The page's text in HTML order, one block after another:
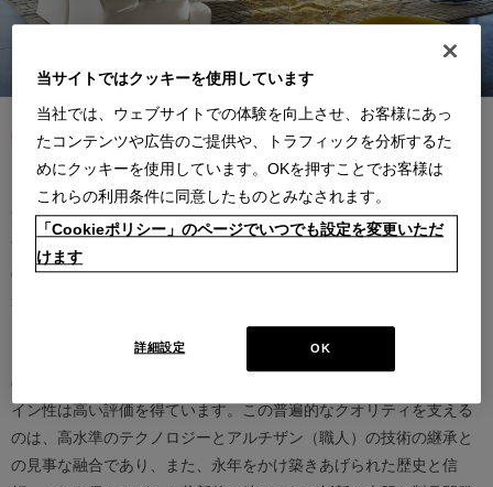
カッシーナは創業以来、インテリアの未来をデザインし続けてきた
家具業界では数少ないリーディングブランドとして知られていま
す。17世紀、イタリアで誕生したカッシーナは、教会の木製チェア
の製造に始まり、その後豪華客船の内装などを手掛け、技術力を確
ト・カッシーナによってカッシーナ社が設立されると、5０年代には
モダンファーニチャーの分野へと転身、その後多くの製品が世界中
の最も重要な美術館にコレクションされるなど、その完成度とデザ
イン性は高い評価を得ています。この普遍的なクオリティを支える
のは、高水準のテクノロジーとアルチザン（職人）の技術の継承と
の見事な融合であり、また、永年をかけ築きあげられた歴史と信
当サイトではクッキーを使用しています
当社では、ウェブサイトでの体験を向上させ、お客様にあっ
たコンテンツや広告のご提供や、トラフィックを分析するた
めにクッキーを使用しています。OKを押すことでお客様は
これらの利用条件に同意したものとみなされます。
「Cookieポリシー」のページでいつでも設定を変更いただ
けます
OK
詳細設定